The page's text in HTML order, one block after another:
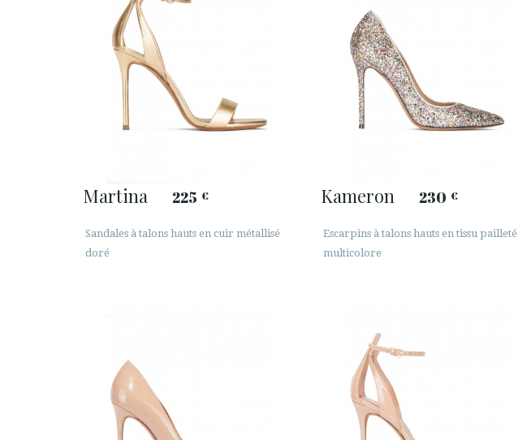
Martina 225 €
Sandales à talons hauts en cuir métallisé
doré
Kameron 230 €
Escarpins à talons hauts en tissu pailleté
multicolore